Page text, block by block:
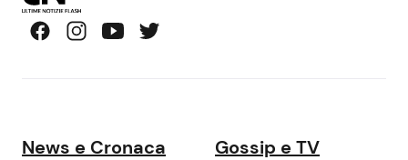
News e Cronaca Gossip e TV